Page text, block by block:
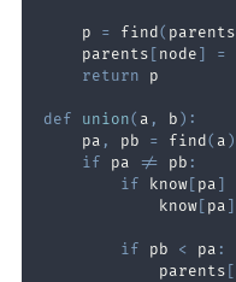
    p
= find ( parents
    parents
[ node ] =
return
def union( a , b ) :
    pa
, pb = find ( a )
if pa != pb :
if know [ pa ]
            know
[ pa ]
if pb < pa :
            parents
[